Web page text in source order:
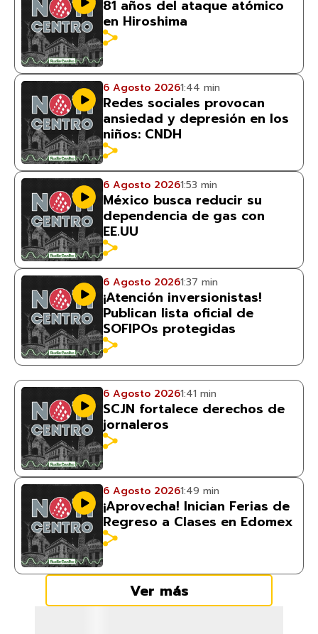
81 años del ataque atómico
en Hiroshima
6 Agosto 20261:44 min
Redes sociales provocan
ansiedad y depresión en los
niños: CNDH
6 Agosto 20261:53 min
México busca reducir su
dependencia de gas con
EE.UU
6 Agosto 20261:37 min
¡Atención inversionistas!
Publican lista oficial de
SOFIPOs protegidas
6 Agosto 20261:41 min
SCJN fortalece derechos de
jornaleros
6 Agosto 20261:49 min
¡Aprovecha! Inician Ferias de
Regreso a Clases en Edomex
Ver más